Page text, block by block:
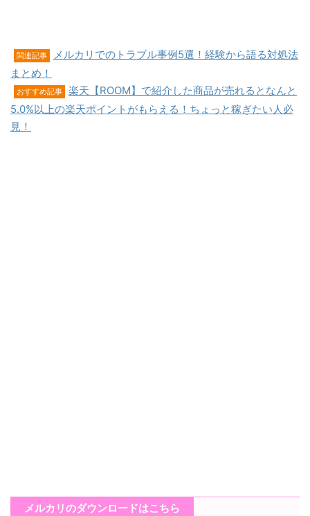
関連記事
メルカリでのトラブル事例5選！経験から語る対処法
まとめ！
おすすめ記事
楽天【ROOM】で紹介した商品が売れるとなんと
5.0%以上の楽天ポイントがもらえる！ちょっと稼ぎたい人必
見！
メルカリのダウンロードはこちら